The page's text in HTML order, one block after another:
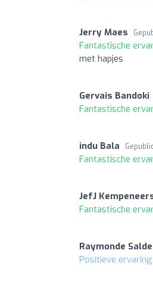
Jerry Maes
Fantastische
met hapjes
Gervais Bandoki
Fantastische
indu Bala
Fantastische
JefJ
Fantastische
Raymonde
Positieve ervaring: